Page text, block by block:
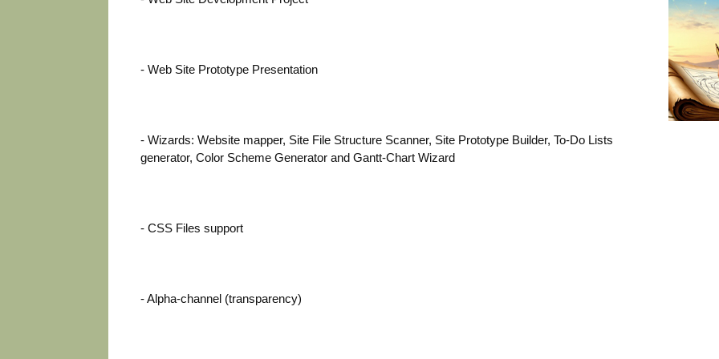
- Web Site Prototype Presentation
- Wizards: Website mapper, Site File Structure Scanner, Site Prototype Builder, To-Do Lists
generator, Color Scheme Generator and Gantt-Chart Wizard
- CSS Files support
- Alpha-channel (transparency)